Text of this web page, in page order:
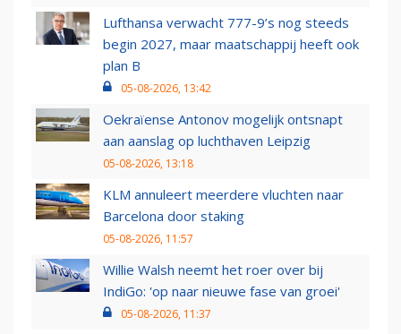
Lufthansa verwacht 777-9’s nog steeds
begin 2027, maar maatschappij heeft ook
plan B
05-08-2026, 13:42
Oekraïense Antonov mogelijk ontsnapt
aan aanslag op luchthaven Leipzig
05-08-2026, 13:18
KLM annuleert meerdere vluchten naar
Barcelona door staking
05-08-2026, 11:57
Willie Walsh neemt het roer over bij
IndiGo: 'op naar nieuwe fase van groei'
05-08-2026, 11:37